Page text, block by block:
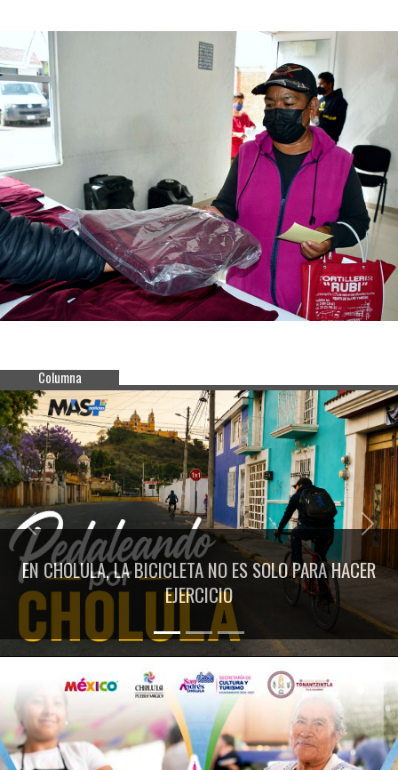
Columna
EN CHOLULA, LA BICICLETA NO ES SOLO PARA HACER
EJERCICIO
Previous Next